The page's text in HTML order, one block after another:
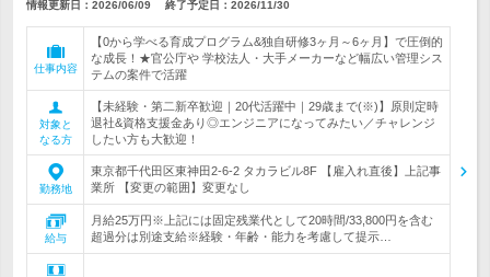
情報更新日：2026/06/09 終了予定日： 2026/11/30
仕事内容
【0から学べる育成プログラム&独自研修3ヶ月～6ヶ月】で圧倒的
な成長！★官公庁や 学校法人・大手メーカーなど幅広い管理シス
テムの案件で活躍
対象と
なる方
【未経験・第二新卒歓迎｜20代活躍中｜29歳まで(※)】原則定時
退社&資格支援金あり◎エンジニアになってみたい／チャレンジ
したい方も大歓迎！
勤務地
東京都千代田区東神田2-6-2 タカラビル8F 【雇入れ直後】上記事
業所 【変更の範囲】変更なし
給与
月給25万円※上記には固定残業代として20時間/33,800円を含む
超過分は別途支給※経験・年齢・能力を考慮して提示…